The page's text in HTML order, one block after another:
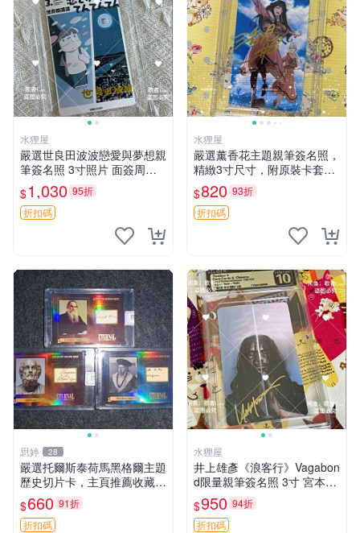
水狸屋
嚴選世良田波波戀愛與夢想親
筆簽名照 3寸照片 面簽周邊
照片卡磚
$1,030 95折
折扣碼
水狸屋
嚴選薰香花主題親筆簽名照，
精緻3寸尺寸，附原裝卡套。
收藏級品相，值得珍藏。 薰
香花 花卉 照片
$820 93折
折扣碼
思婷 28
嚴選托爾斯泰荷馬黑格爾主題
歷史切片卡，主頁推薦收藏更
多親拆好卡 歷史切片卡 托爾
斯泰 荷馬 黑格爾
$660 91折
折扣碼
水狸屋
井上雄彥《浪客行》Vagabon
d限量親筆簽名照 3寸 宮本武
藏周邊 含原裝卡磚 經典收藏
品
$950 94折
折扣碼